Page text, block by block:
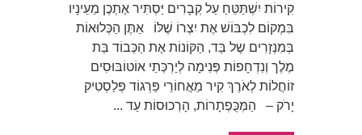
קִירוֹת יִשְׁתַּטֵּחַ עַל קְבָרִים יַּסְתִּיר אֶתְכֶן מֵעֵינָיו
בִּמְקוֹם לִכְבּוֹשׁ אֶת יִצְרוֹ שֶׁלּוֹ אַתֶּן הַכְּלוּאוֹת
בְּמִנְזָרִים שֶל בַּד, הַקּוֹנוֹת אֶת הַכְּבוֹד בַּת
מֶלֶך וְנִדְחָפוֹת פְּנִימָה לְיַרְכְּתֵי אוֹטוֹבּוּסִים
זוֹחֲלוֹת לְאֹרֶךְ קִיר מֵאֲחוֹרֵי פַּרְגוֹד פְּלַסְטִיק
יָרֹק – הַמְּכֻּפְתָרוֹת, הָרְכוּסוֹת עַד ...